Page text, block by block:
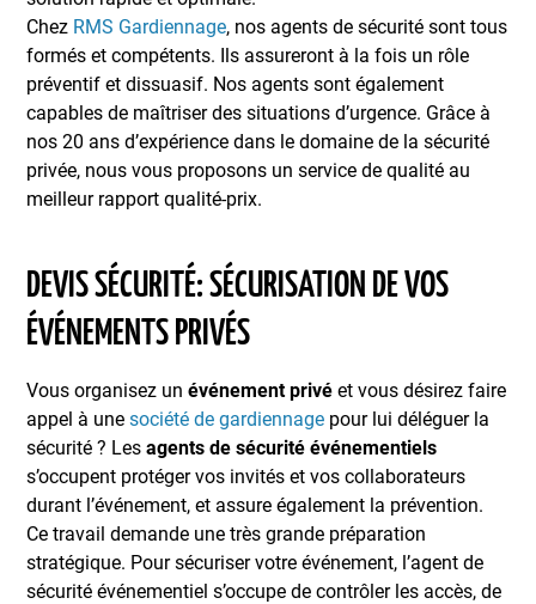
Chez RMS Gardiennage, nos agents de sécurité sont tous
formés et compétents. Ils assureront à la fois un rôle
préventif et dissuasif. Nos agents sont également
capables de maîtriser des situations d’urgence. Grâce à
nos 20 ans d’expérience dans le domaine de la sécurité
privée, nous vous proposons un service de qualité au
meilleur rapport qualité-prix.
DEVIS SÉCURITÉ: SÉCURISATION DE VOS
ÉVÉNEMENTS PRIVÉS
Vous organisez unévénement privé et vous désirez faire
appel à unesociété de gardiennage pour lui déléguer la
sécurité ? Lesagents de sécurité événementiels
s’occupent protéger vos invités et vos collaborateurs
durant l’événement, et assure également la prévention.
Ce travail demande une très grande préparation
stratégique. Pour sécuriser votre événement, l’agent de
sécurité événementiel s’occupe de contrôler les accès, de